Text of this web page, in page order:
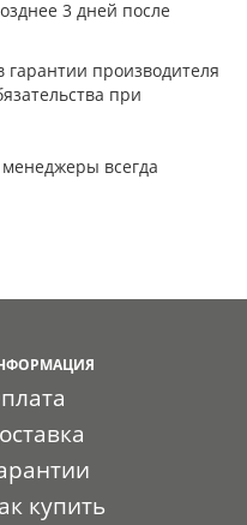
3 дней после
производителя
при
всегда
купить